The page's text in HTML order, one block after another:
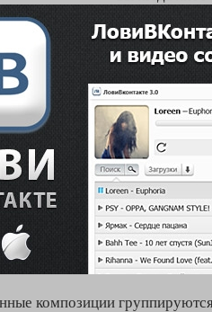
композиции